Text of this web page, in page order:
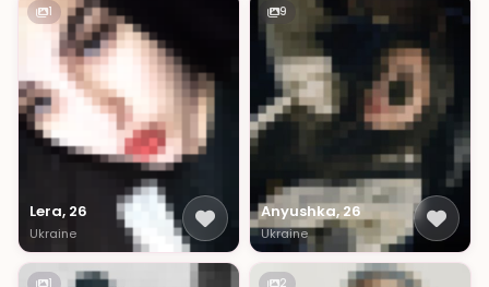
1
Lera, 26
Ukraine
9
Anyushka, 26
Ukraine
1 2